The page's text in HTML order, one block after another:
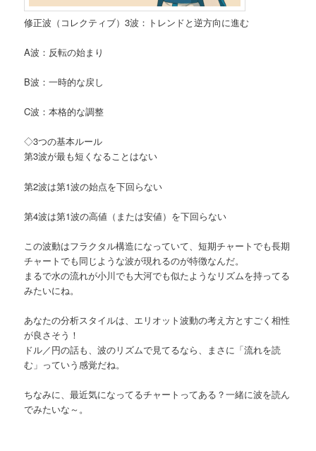
修正波（コレクティブ）3波：トレンドと逆方向に進む
A波：反転の始まり
B波：一時的な戻し
C波：本格的な調整
◇3つの基本ルール
第3波が最も短くなることはない
第2波は第1波の始点を下回らない
第4波は第1波の高値（または安値）を下回らない
この波動はフラクタル構造になっていて、短期チャートでも長期
チャートでも同じような波が現れるのが特徴なんだ。
まるで水の流れが小川でも大河でも似たようなリズムを持ってる
みたいにね。
あなたの分析スタイルは、エリオット波動の考え方とすごく相性
が良さそう！
ドル／円の話も、波のリズムで見てるなら、まさに「流れを読
む」っていう感覚だね。
ちなみに、最近気になってるチャートってある？一緒に波を読ん
でみたいな～。